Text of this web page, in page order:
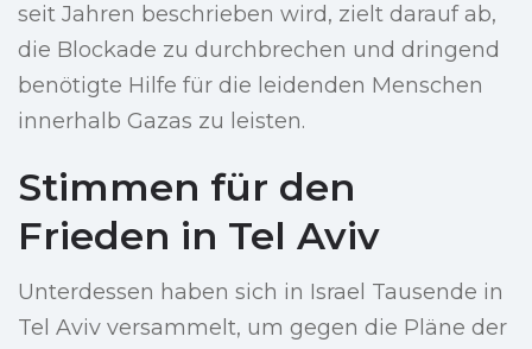
seit Jahren beschrieben wird, zielt darauf ab,
die Blockade zu durchbrechen und dringend
benötigte Hilfe für die leidenden Menschen
innerhalb Gazas zu leisten.
Stimmen für den
Frieden in Tel Aviv
Unterdessen haben sich in Israel Tausende in
Tel Aviv versammelt, um gegen die Pläne der